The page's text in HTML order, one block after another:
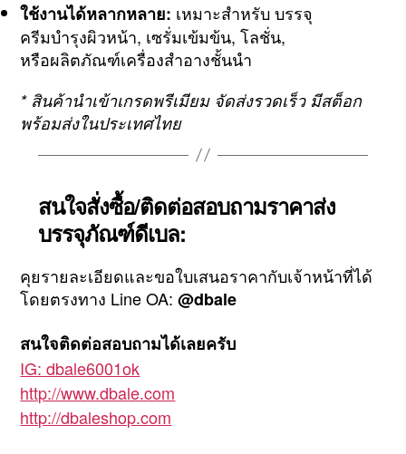
ใช้งานได้หลากหลาย: เหมาะสำหรับ บรรจุ
ครีมบำรุงผิวหน้า, เซรั่มเข้มข้น, โลชั่น,
หรือผลิตภัณฑ์เครื่องสำอางชั้นนำ
* สินค้านำเข้าเกรดพรีเมียม จัดส่งรวดเร็ว มีสต็อก
พร้อมส่งในประเทศไทย
สนใจสั่งซื้อ/ติดต่อสอบถามราคาส่ง
บรรจุภัณฑ์ดีเบล:
คุยรายละเอียดและขอใบเสนอราคากับเจ้าหน้าที่ได้
โดยตรงทาง Line OA:@dbale
สนใจติดต่อสอบถามได้เลยครับ
IG: dbale6001ok
http://www.dbale.com
http://dbaleshop.com